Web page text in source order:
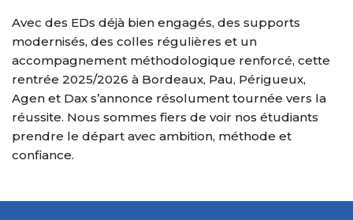
Avec des EDs déjà bien engagés, des supports
modernisés, des colles régulières et un
accompagnement méthodologique renforcé, cette
rentrée 2025/2026 à Bordeaux, Pau, Périgueux,
Agen et Dax s’annonce résolument tournée vers la
réussite. Nous sommes fiers de voir nos étudiants
prendre le départ avec ambition, méthode et
confiance.